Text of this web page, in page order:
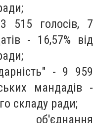
515 голосів, 7
- 16,57% від
- 9 959
мандадів -
складу ради;
об'єднання